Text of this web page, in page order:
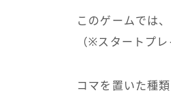
このゲームでは
（※スタートプ
コマを置いた種